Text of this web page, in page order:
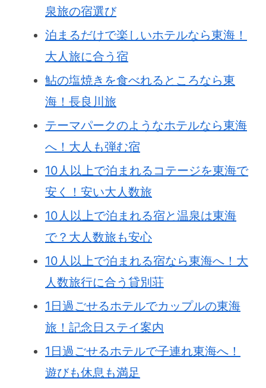
泉旅の宿選び
泊まるだけで楽しいホテルなら東海！
大人旅に合う宿
鮎の塩焼きを食べれるところなら東
海！長良川旅
テーマパークのようなホテルなら東海
へ！大人も弾む宿
10人以上で泊まれるコテージを東海で
安く！安い大人数旅
10人以上で泊まれる宿と温泉は東海
で？大人数旅も安心
10人以上で泊まれる宿なら東海へ！大
人数旅行に合う貸別荘
1日過ごせるホテルでカップルの東海
旅！記念日ステイ案内
1日過ごせるホテルで子連れ東海へ！
遊びも休息も満足